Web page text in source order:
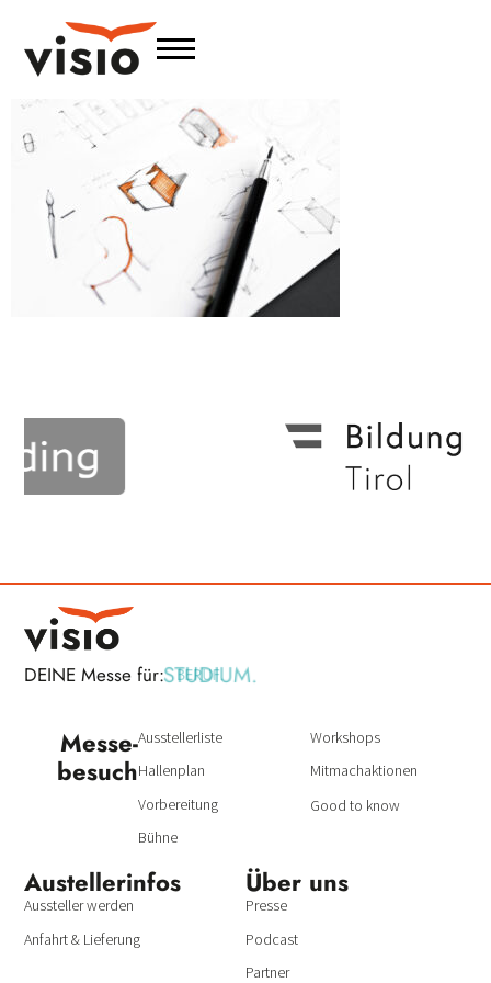
DEINE Messe für: BERUF.
STUDIUM.
Messe­
besuch
Ausstellerliste
Hallenplan
Vorbereitung
Bühne
Workshops
Mitmachaktionen
Good to know
Austeller­infos
Aussteller werden
Anfahrt & Lieferung
Über uns
Presse
Podcast
Partner